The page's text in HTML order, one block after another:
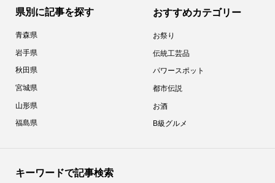
県別に記事を探す
青森県
岩手県
秋田県
宮城県
山形県
福島県
おすすめカテゴリー
お祭り
伝統工芸品
パワースポット
都市伝説
お酒
B級グルメ
キーワードで記事検索